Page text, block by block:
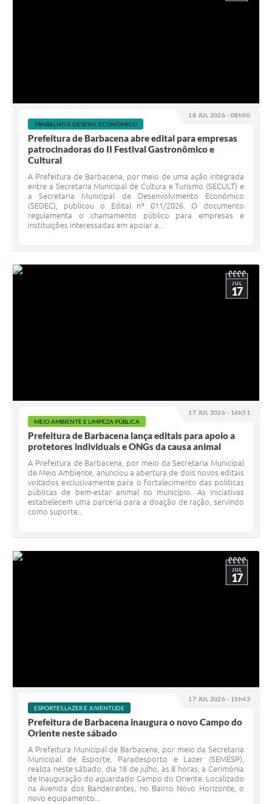
18 JUL 2026 - 08h00
TRABALHO E DESENV. ECONÔMICO
Prefeitura de Barbacena abre edital para empresas
patrocinadoras do II Festival Gastronômico e
Cultural
A Prefeitura de Barbacena, por meio de uma ação integrada
entre a Secretaria Municipal de Cultura e Turismo (SECULT) e
a Secretaria Municipal de Desenvolvimento Econômico
(SEDEC), publicou o Edital nº 011/2026. O documento
regulamenta o chamamento público para empresas e
instituições interessadas em apoiar a...
17 JUL 2026 - 16h51
JUL
17
MEIO AMBIENTE E LIMPEZA PÚBLICA
Prefeitura de Barbacena lança editais para apoio a
protetores individuais e ONGs da causa animal
A Prefeitura de Barbacena, por meio da Secretaria Municipal
de Meio Ambiente, anunciou a abertura de dois novos editais
voltados exclusivamente para o fortalecimento das políticas
públicas de bem-estar animal no município. As iniciativas
estabelecem uma parceria para a doação de ração, servindo
como suporte...
17 JUL 2026 - 15h43
JUL
17
ESPORTES,LAZER E JUVENTUDE
Prefeitura de Barbacena inaugura o novo Campo do
Oriente neste sábado
A Prefeitura Municipal de Barbacena, por meio da Secretaria
Municipal de Esporte, Paradesporto e Lazer (SEMESP),
realiza neste sábado, dia 18 de julho, às 8 horas, a Cerimônia
de Inauguração do aguardado Campo do Oriente. Localizado
na Avenida dos Bandeirantes, no Bairro Novo Horizonte, o
novo equipamento...